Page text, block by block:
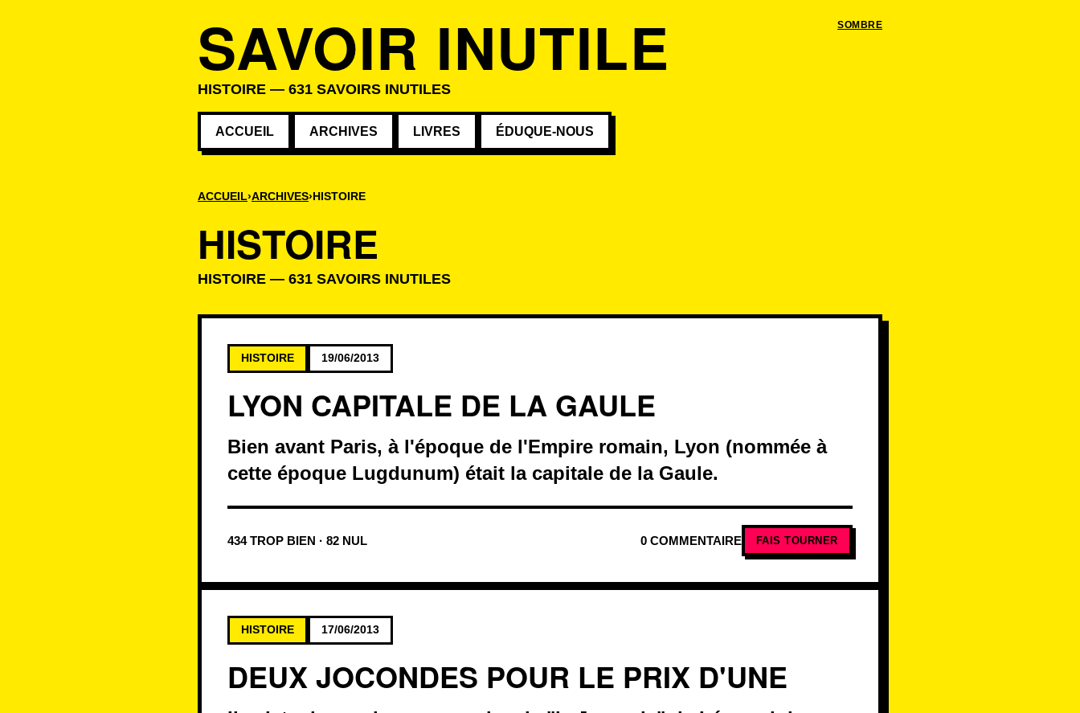
SOMBRE
SAVOIR INUTILE
HISTOIRE — 631 SAVOIRS INUTILES
ACCUEIL ARCHIVES LIVRES ÉDUQUE-NOUS
ACCUEIL ARCHIVES HISTOIRE
HISTOIRE
HISTOIRE — 631 SAVOIRS INUTILES
Savoirs de la catégorie
HISTOIRE 19/06/2013
LYON CAPITALE DE LA GAULE
Bien avant Paris, à l'époque de l'Empire romain, Lyon (nommée à
cette époque Lugdunum) était la capitale de la Gaule.
434 TROP BIEN · 82 NUL 0 COMMENTAIRE FAIS TOURNER
HISTOIRE 17/06/2013
DEUX JOCONDES POUR LE PRIX D'UNE